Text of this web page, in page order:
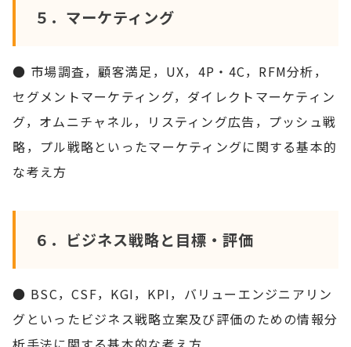
５．マーケティング
● 市場調査，顧客満足，UX，4P・4C，RFM分析，
セグメントマーケティング，ダイレクトマーケティン
グ，オムニチャネル，リスティング広告，プッシュ戦
略，プル戦略といったマーケティングに関する基本的
な考え方
６．ビジネス戦略と目標・評価
● BSC，CSF，KGI，KPI，バリューエンジニアリン
グといったビジネス戦略立案及び評価のための情報分